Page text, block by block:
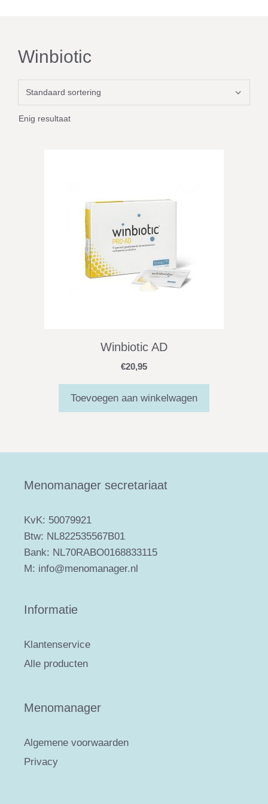
Winbiotic
Enig resultaat
Winbiotic AD
€20,95
Toevoegen aan winkelwagen
Menomanager secretariaat
KvK: 50079921
Btw: NL822535567B01
Bank: NL70RABO0168833115
M: info@menomanager.nl
Informatie
Klantenservice
Alle producten
Menomanager
Algemene voorwaarden
Privacy